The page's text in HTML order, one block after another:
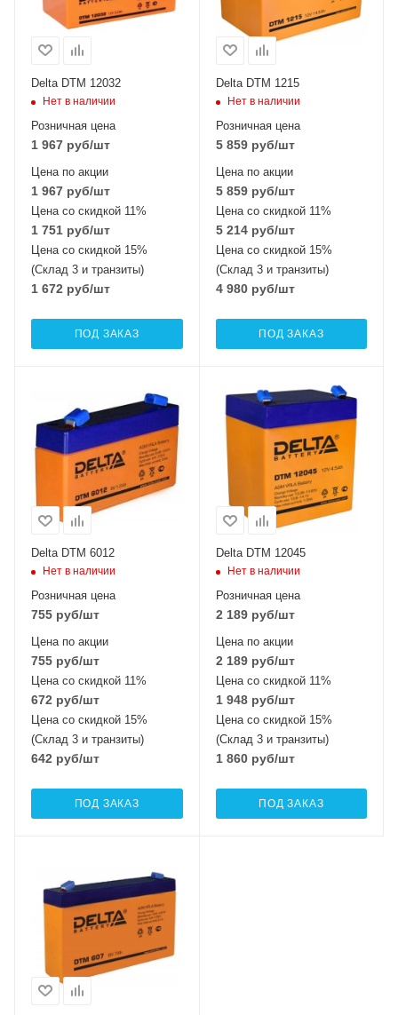
Delta DTM 12032
Нет в наличии
Розничная цена
1 967 руб/шт
Цена по акции
1 967 руб/шт
Цена со скидкой 11%
1 751 руб/шт
Цена со скидкой 15%
(Склад 3 и транзиты)
1 672 руб/шт
ПОД ЗАКАЗ
Delta DTM 1215
Нет в наличии
Розничная цена
5 859руб/шт
Цена по акции
5 859руб/шт
Цена со скидкой 11%
5 214руб/шт
Цена со скидкой 15%
(Склад 3 и транзиты)
4 980руб/шт
ПОД ЗАКАЗ
Delta DTM 6012
Нет в наличии
Розничная цена
755 руб/шт
Цена по акции
755 руб/шт
Цена со скидкой 11%
672 руб/шт
Цена со скидкой 15%
(Склад 3 и транзиты)
642 руб/шт
ПОД ЗАКАЗ
Delta DTM 12045
Нет в наличии
Розничная цена
2 189руб/шт
Цена по акции
2 189руб/шт
Цена со скидкой 11%
1 948руб/шт
Цена со скидкой 15%
(Склад 3 и транзиты)
1 860руб/шт
ПОД ЗАКАЗ